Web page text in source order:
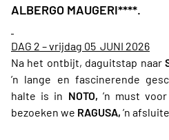
ALBERGO MAUGERI****.
DAG 2 – vrijdag 05 JUNI 2026
Na het ontbijt, daguitstap naar
’n lange en fascinerende
halte is in NOTO, ’n must
bezoeken we RAGUSA, ’n